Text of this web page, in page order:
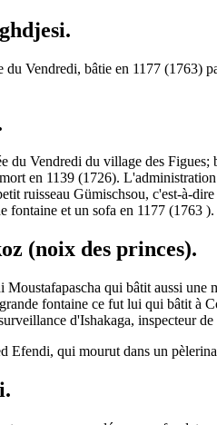
Vendredi, bâtie en 1177 (1763)
Vendredi du village des
en 1139 (1726).
ruisseau Gümischsou, c'est-à-
fontaine et un sofa en 1177 (1763
(noix des princes).
qui bâtit aussi
fontaine ce fut lui qui bâtit à
d'Ishakaga, inspecteur de
Efendi, qui mourut dans un